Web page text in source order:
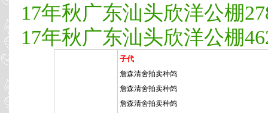
17年秋广东汕头欣洋公棚
17年秋广东汕头欣洋公棚
子代
詹森清舍拍卖种鸽
詹森清舍拍卖种鸽
詹森清舍拍卖种鸽